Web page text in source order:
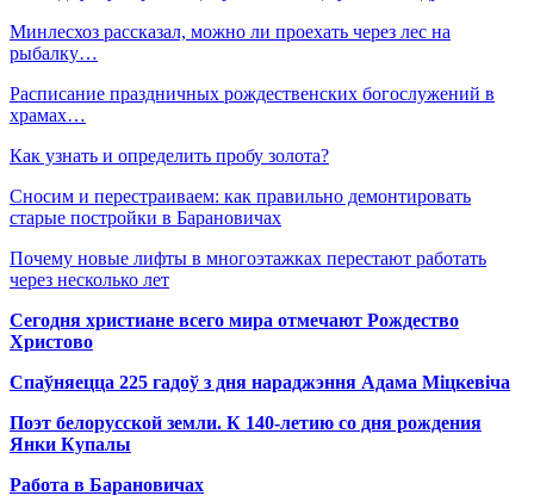
Минлесхоз рассказал, можно ли проехать через лес на
рыбалку…
Расписание праздничных рождественских богослужений в
храмах…
Как узнать и определить пробу золота?
Сносим и перестраиваем: как правильно демонтировать
старые постройки в Барановичах
Почему новые лифты в многоэтажках перестают работать
через несколько лет
Сегодня христиане всего мира отмечают Рождество
Христово
Спаўняецца 225 гадоў з дня нараджэння Адама Міцкевіча
Поэт белорусской земли. К 140-летию со дня рождения
Янки Купалы
Работа в Барановичах